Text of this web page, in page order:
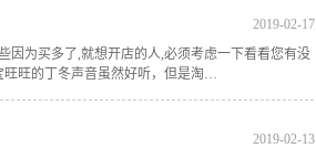
2019-02-17
因为买多了,就想开店的人,必须考虑一下看看您有没
旺的丁冬声音虽然好听，但是淘…
2019-02-13